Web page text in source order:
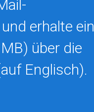
erhalte ein
über die
Englisch).